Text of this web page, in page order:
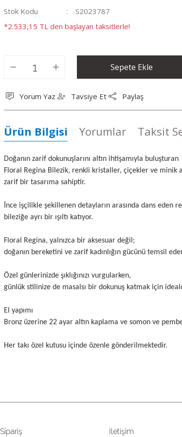
Stok Kodu
S2023787
*2.533,15 TL den başlayan taksitlerle!
Sepete Ekle
Yorum Yaz Tavsiye Et Paylaş
Ürün Bilgisi Yorumlar Taksit
Doğanın zarif dokunuşlarını altın ihtişamıyla buluşturan
Floral Regina Bilezik, renkli kristaller, çiçekler ve minik
zarif bir tasarıma sahiptir.
İnce işçilikle şekillenen detayların arasında dans eden
bileziğe ayrı bir ışıltı katıyor.
Floral Regina, yalnızca bir aksesuar değil;
doğanın bereketini ve zarif kadınlığın gücünü temsil
Özel günlerinizde şıklığınızı vurgularken,
günlük stilinize de masalsı bir dokunuş katmak için
El yapımı
Bronz üzerine 22 ayar altın kaplama ve somon ve
Her takı özel kutusu içinde özenle gönderilmektedir.
Sipariş İletişim